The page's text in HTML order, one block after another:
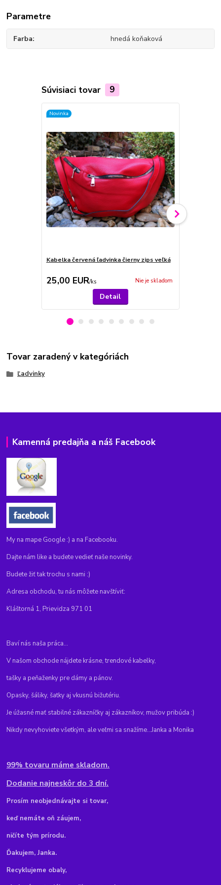
Parametre
Farba hnedá koňaková
Súvisiaci tovar 9
Novinka
Kabelka červená ľadvinka čierny zips veľká
25,00 EUR/ks Nie je skladom
Detail
Tovar zaradený v kategóriách
Ľadvinky
Kamenná predajňa a náš Facebook
My na mape Google :) a na Facebooku.
Dajte nám like a budete vedieť naše novinky.
Budete žiť tak trochu s nami :)
Adresa obchodu, tu nás môžete navštíviť:
Kláštorná 1, Prievidza 971 01
Baví nás naša práca...
V našom obchode nájdete krásne, trendové kabelky,
tašky a peňaženky pre dámy a pánov.
Opasky, šáliky, šatky aj vkusnú bižutériu.
Je úžasné mať stabilné zákazníčky aj zákazníkov, mužov pribúda :)
Nikdy nevyhoviete všetkým, ale veľmi sa snažíme...Janka a Monika
99% tovaru máme skladom.
Dodanie najneskôr do 3 dní.
Prosím neobjednávajte si tovar,
keď nemáte oň záujem,
ničíte tým prírodu.
Ďakujem, Janka.
Recyklujeme obaly,